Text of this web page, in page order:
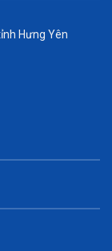
Hưng Yên